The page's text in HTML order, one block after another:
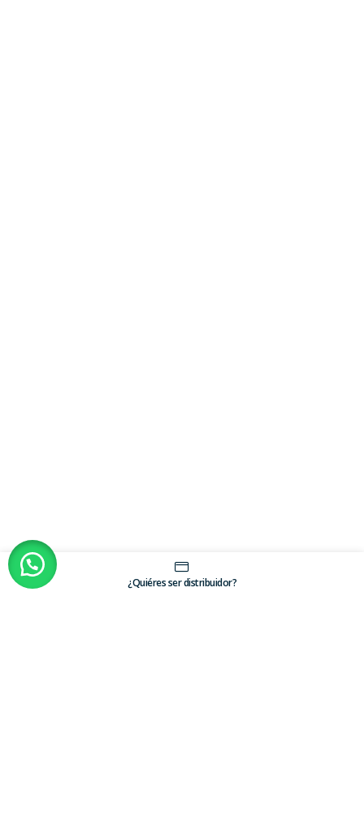
¿Quiéres ser distribuidor?